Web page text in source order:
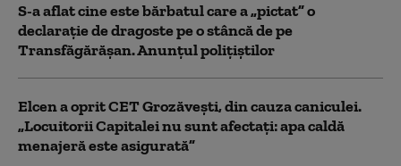
S-a aflat cine este bărbatul care a „pictat” o
declarație de dragoste pe o stâncă de pe
Transfăgărășan. Anunțul polițiștilor
Elcen a oprit CET Grozăveşti, din cauza caniculei.
„Locuitorii Capitalei nu sunt afectați: apa caldă
menajeră este asigurată”